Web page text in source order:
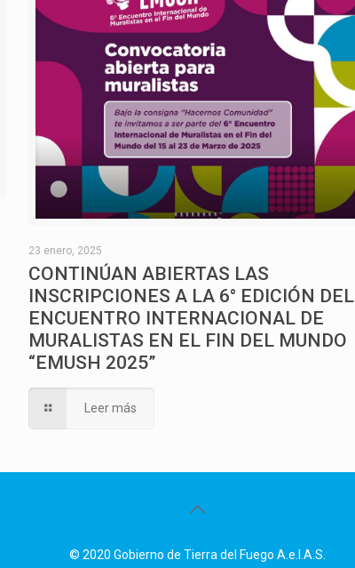
23 enero, 2025
CONTINÚAN ABIERTAS LAS
INSCRIPCIONES A LA 6° EDICIÓN DEL
ENCUENTRO INTERNACIONAL DE
MURALISTAS EN EL FIN DEL MUNDO
“EMUSH 2025”
Leer más
© 2020 Gobierno de Tierra del Fuego A.e.I.A.S.